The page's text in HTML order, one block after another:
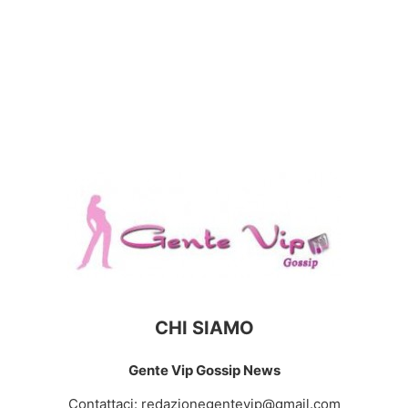
CHI SIAMO
Gente Vip Gossip News
Contattaci: redazionegentevip@gmail.com